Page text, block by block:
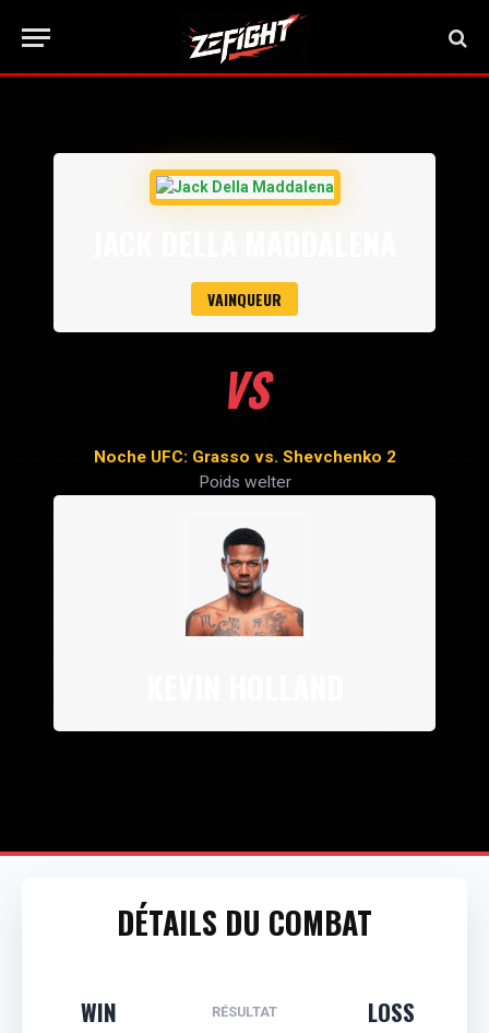
VAINQUEUR
VS
Noche UFC: Grasso vs. Shevchenko 2
Poids welter
DÉTAILS DU COMBAT
WIN RÉSULTAT
LOSS